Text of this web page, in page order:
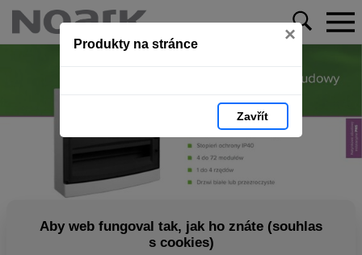
Produkty na stránce ×
Zavřít
Aby web fungoval tak, jak ho znáte (souhlas
s cookies)